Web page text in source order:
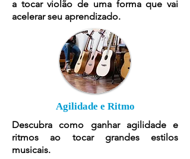
a tocar violão de uma forma que vai
acelerar seu aprendizado.
Agilidade e Ritmo
Descubra como ganhar agilidade e
ritmos ao tocar grandes estilos
musicais.